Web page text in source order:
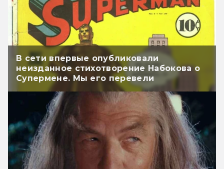
В сети впервые опубликовали
неизданное стихотворение Набокова о
Супермене. Мы его перевели